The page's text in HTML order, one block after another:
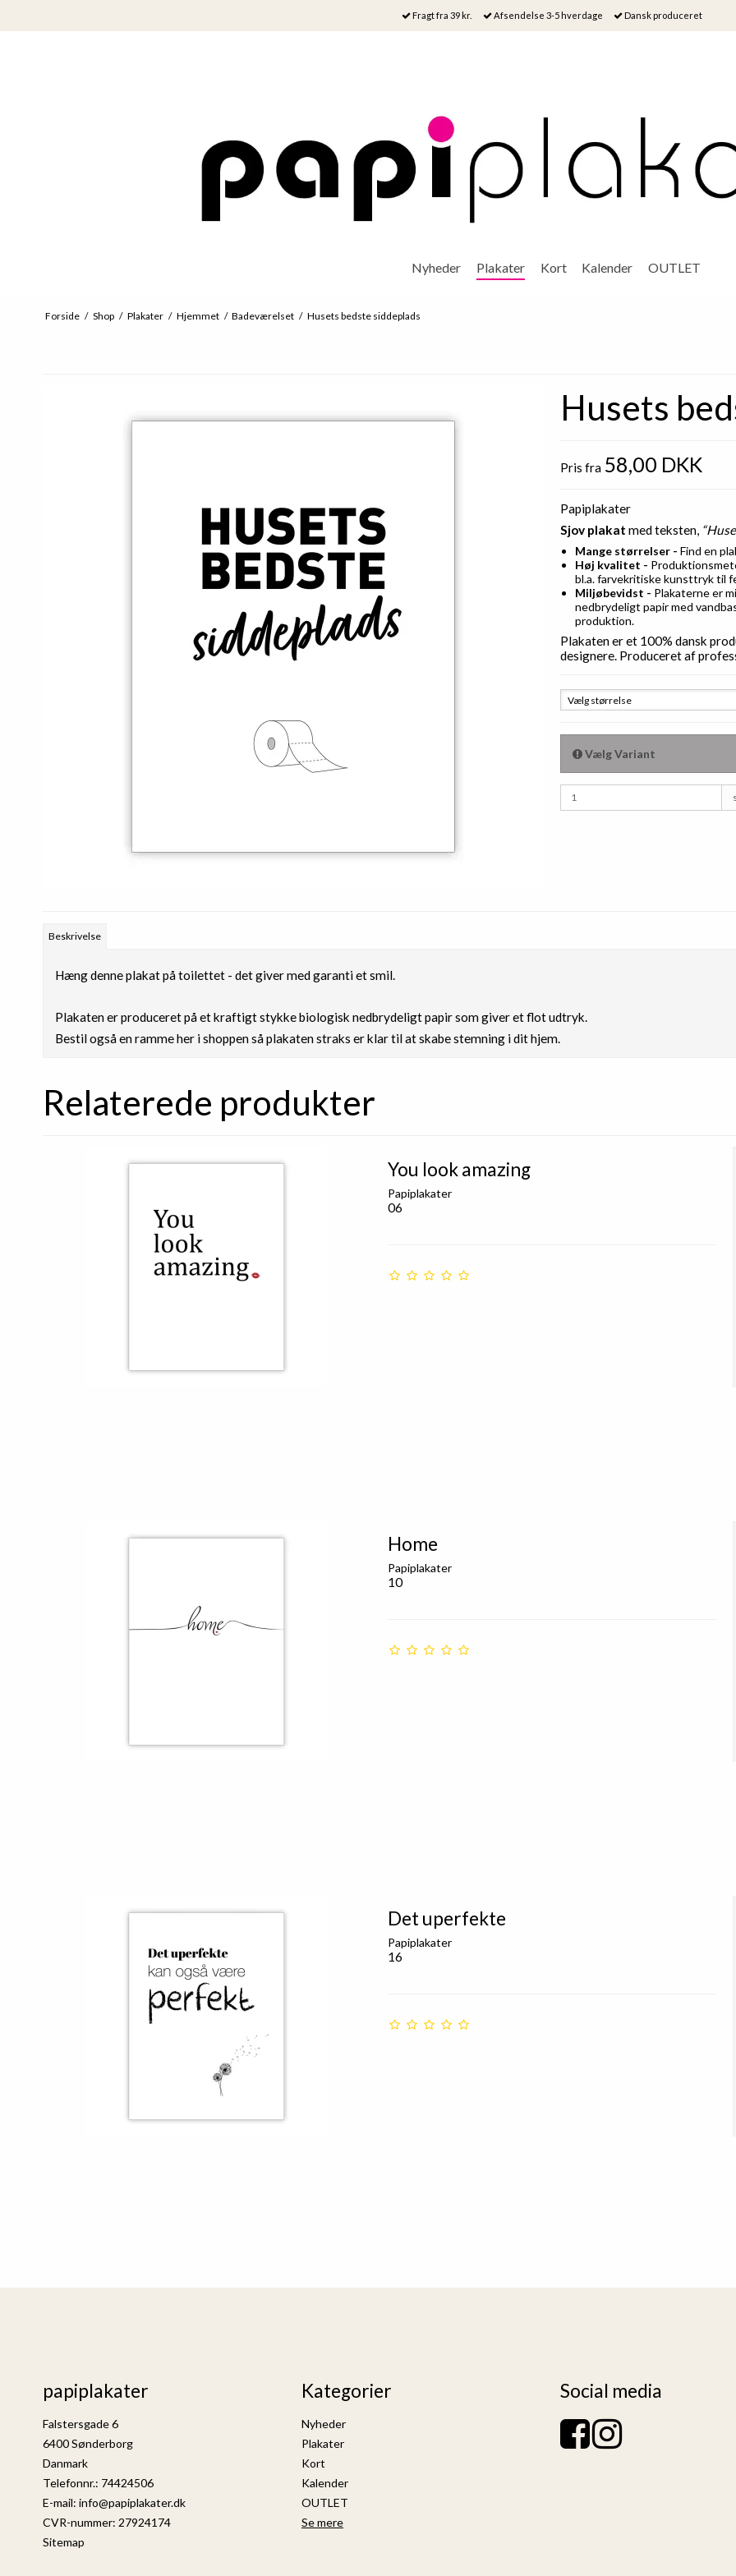
Fragt fra 39 kr. Afsendelse 3-5 hverdage Dansk produceret
Nyheder Plakater Kort Kalender OUTLET
Forside / Shop / Plakater / Hjemmet / Badeværelset / Husets bedste siddeplads
Husets
Pris fra 58,00 DKK
Papiplakater
Sjov plakat med teksten,
Mange størrelser - Find en
Høj kvalitet -
bl.a. farvekritiske kunsttryk til
Miljøbevidst - Plakaterne er
nedbrydeligt papir med
produktion.
Plakaten er et 100% dansk
designere. Produceret af
Vælg størrelse
Vælg Variant
Beskrivelse
Hæng denne plakat på toilettet - det giver med garanti et smil.
Plakaten er produceret på et kraftigt stykke biologisk nedbrydeligt papir som giver et flot udtryk.
Bestil også en ramme her i shoppen så plakaten straks er klar til at skabe stemning i dit hjem.
Relaterede produkter
You look amazing
Papiplakater
06
Home
Papiplakater
10
Det uperfekte
Papiplakater
16
papiplakater
Falstersgade 6
6400 Sønderborg
Danmark
Telefonnr.: 74424506
E-mail: info@papiplakater.dk
CVR-nummer: 27924174
Sitemap
Kategorier
Nyheder
Plakater
Kort
Kalender
OUTLET
Se mere
Social media